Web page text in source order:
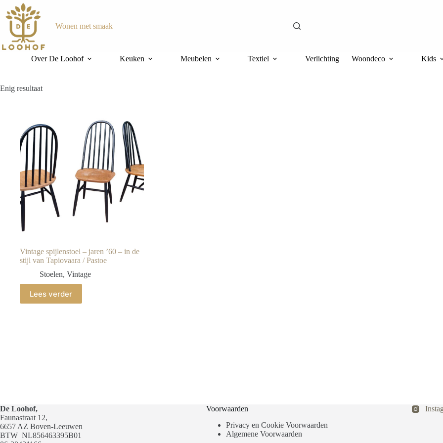
naar
inhoud
Wonen met smaak
Over De Loohof Keuken Meubelen Textiel Verlichting Woondeco Kids
Enig resultaat
Vintage spijlenstoel – jaren ’60 – in de
stijl van Tapiovaara / Pastoe
Stoelen, Vintage
Lees verder
De Loohof,
Faunastraat 12,
6657 AZ Boven-Leeuwen
BTW NL856463395B01
Voorwaarden
Privacy en Cookie Voorwaarden
Algemene Voorwaarden